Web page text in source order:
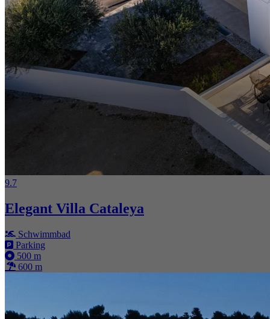
9.7
Elegant Villa Cataleya
Schwimmbad
Parking
500 m
600 m